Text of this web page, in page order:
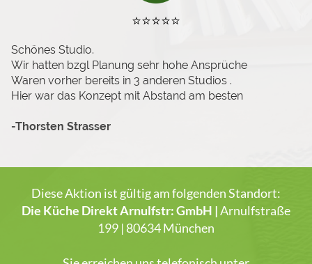
⭐️⭐️⭐️⭐️⭐️
Schönes Studio.
Wir hatten bzgl Planung sehr hohe Ansprüche
Waren vorher bereits in 3 anderen Studios .
Hier war das Konzept mit Abstand am besten
-Thorsten Strasser
Diese Aktion ist gültig am folgenden Standort:
Die Küche Direkt Arnulfstr: GmbH |Arnulfstraße
199 | 80634 München